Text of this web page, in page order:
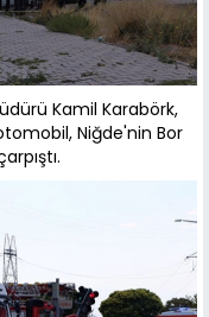
Kamil Karabörk,
Niğde'nin Bor